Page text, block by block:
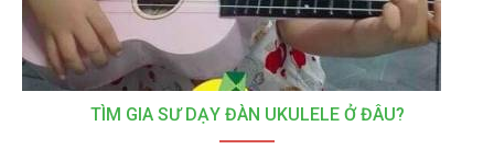
TÌM GIA SƯ DẠY ĐÀN UKULELE Ở ĐÂU?